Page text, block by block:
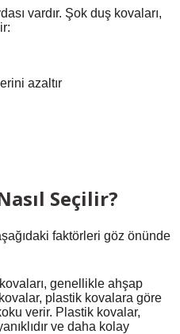
vardır. Şok duş kovaları,
azaltır
Seçilir?
faktörleri göz önünde
genellikle ahşap
plastik kovalara göre
verir. Plastik kovalar,
ve daha kolay